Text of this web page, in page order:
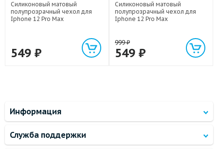
Силиконовый матовый
полупрозрачный чехол для
Iphone 12 Pro Max
549 ₽
Силиконовый матовый
полупрозрачный чехол для
Iphone 12 Pro Max
999₽
549 ₽
Информация
Служба поддержки